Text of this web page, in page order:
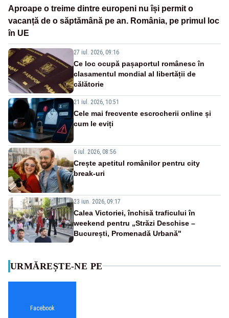
Aproape o treime dintre europeni nu își permit o
vacanță de o săptămână pe an. România, pe primul loc
în UE
27 iul. 2026, 09:16
Ce loc ocupă pașaportul românesc în
clasamentul mondial al libertății de
călătorie
21 iul. 2026, 10:51
Cele mai frecvente escrocherii online și
cum le eviți
6 iul. 2026, 08:56
Crește apetitul românilor pentru city
break-uri
23 iun. 2026, 09:17
Calea Victoriei, închisă traficului în
weekend pentru „Străzi Deschise –
București, Promenadă Urbană"
URMĂREȘTE-NE PE
Facebook